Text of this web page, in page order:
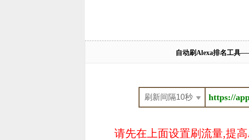
自动刷Alexa排名工具
请先在上面设置刷流量,提